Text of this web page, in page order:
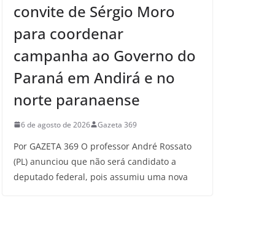
convite de Sérgio Moro
para coordenar
campanha ao Governo do
Paraná em Andirá e no
norte paranaense
6 de agosto de 2026 Gazeta 369
Por GAZETA 369 O professor André Rossato
(PL) anunciou que não será candidato a
deputado federal, pois assumiu uma nova